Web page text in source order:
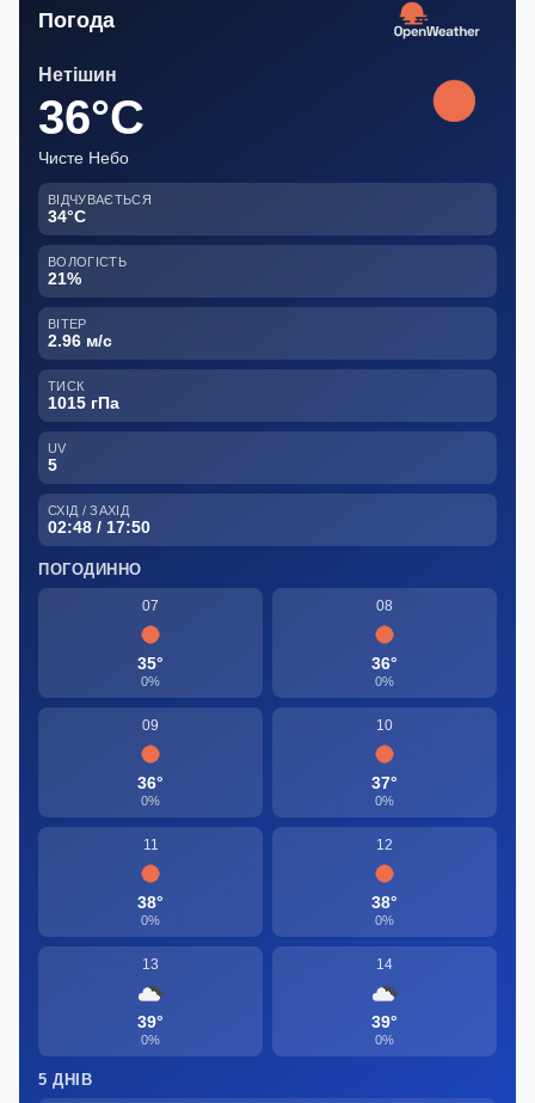
Погода
Нетішин
36°C
Чисте Небо
ВІДЧУВАЄТЬСЯ
34°C
ВОЛОГІСТЬ
21%
ВІТЕР
2.96 м/с
ТИСК
1015 гПа
UV
5
СХІД / ЗАХІД
02:48 / 17:50
ПОГОДИННО
07
35°
0%
08
36°
0%
09
36°
0%
10
37°
0%
11
38°
0%
12
38°
0%
13
39°
0%
14
39°
0%
5 ДНІВ